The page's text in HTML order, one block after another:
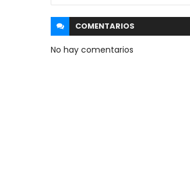
COMENTARIOS
No hay comentarios